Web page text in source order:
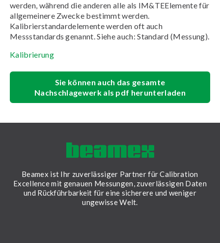
werden, während die anderen alle als IM&TEElemente für
allgemeinere Zwecke bestimmt werden.
Kalibrierstandardelemente werden oft auch
Messstandards genannt. Siehe auch: Standard (Messung).
Kalibrierung
Sie können auch das gesamte
Nachschlagewerk als pdf herunterladen
Beamex ist Ihr zuverlässiger Partner für Calibration
Excellence mit genauen Messungen, zuverlässigen Daten
und Rückführbarkeit für eine sicherere und weniger
ungewisse Welt.